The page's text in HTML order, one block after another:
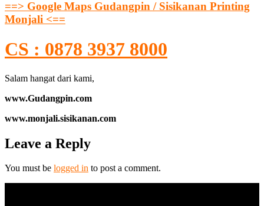
==> Google Maps Gudangpin / Sisikanan Printing
Monjali <==
CS : 0878 3937 8000
Salam hangat dari kami,
www.Gudangpin.com
www.monjali.sisikanan.com
Leave a Reply
You must be logged in to post a comment.